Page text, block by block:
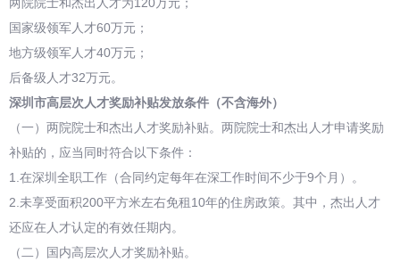
国家级领军人才60万元；
地方级领军人才40万元；
后备级人才32万元。
深圳市高层次人才奖励补贴发放条件（不含海外）
（一）两院院士和杰出人才奖励补贴。两院院士和杰出人才申请奖励
补贴的，应当同时符合以下条件：
1.在深圳全职工作（合同约定每年在深工作时间不少于9个月）。
2.未享受面积200平方米左右免租10年的住房政策。其中，杰出人才
还应在人才认定的有效任期内。
（二）国内高层次人才奖励补贴。